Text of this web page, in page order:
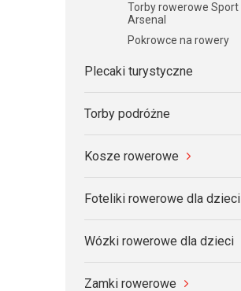
Torby rowerowe Sport
Arsenal
Pokrowce na rowery
Plecaki turystyczne
Torby podróżne
Kosze rowerowe
Foteliki rowerowe dla dzieci
Wózki rowerowe dla dzieci
Zamki rowerowe